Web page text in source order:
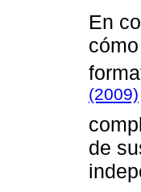
En
(2009)
de